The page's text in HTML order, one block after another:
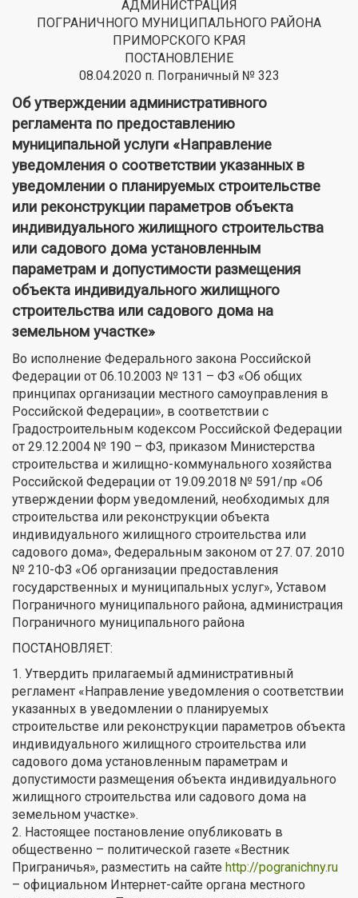
АДМИНИСТРАЦИЯ
ПОГРАНИЧНОГО МУНИЦИПАЛЬНОГО РАЙОНА
ПРИМОРСКОГО КРАЯ
ПОСТАНОВЛЕНИЕ
08.04.2020 п. Пограничный № 323
Об утверждении административного
регламента по предоставлению
муниципальной услуги «Направление
уведомления о соответствии указанных в
уведомлении о планируемых строительстве
или реконструкции параметров объекта
индивидуального жилищного строительства
или садового дома установленным
параметрам и допустимости размещения
объекта индивидуального жилищного
строительства или садового дома на
земельном участке»
Во исполнение Федерального закона Российской
Федерации от 06.10.2003 № 131 – ФЗ «Об общих
принципах организации местного самоуправления в
Российской Федерации», в соответствии с
Градостроительным кодексом Российской Федерации
от 29.12.2004 № 190 – ФЗ, приказом Министерства
строительства и жилищно-коммунального хозяйства
Российской Федерации от 19.09.2018 № 591/пр «Об
утверждении форм уведомлений, необходимых для
строительства или реконструкции объекта
индивидуального жилищного строительства или
садового дома», Федеральным законом от 27. 07. 2010
№ 210-ФЗ «Об организации предоставления
государственных и муниципальных услуг», Уставом
Пограничного муниципального района, администрация
Пограничного муниципального района
ПОСТАНОВЛЯЕТ:
1. Утвердить прилагаемый административный
регламент «Направление уведомления о соответствии
указанных в уведомлении о планируемых
строительстве или реконструкции параметров объекта
индивидуального жилищного строительства или
садового дома установленным параметрам и
допустимости размещения объекта индивидуального
жилищного строительства или садового дома на
земельном участке».
2. Настоящее постановление опубликовать в
общественно – политической газете «Вестник
Приграничья», разместить на сайте http://pogranichny.ru
– официальном Интернет-сайте органа местного